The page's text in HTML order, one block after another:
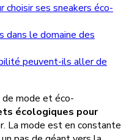
ses sneakers éco-
dans le domaine des
peuvent-ils aller de
mode et éco-
écologiques pour
La mode est en constante